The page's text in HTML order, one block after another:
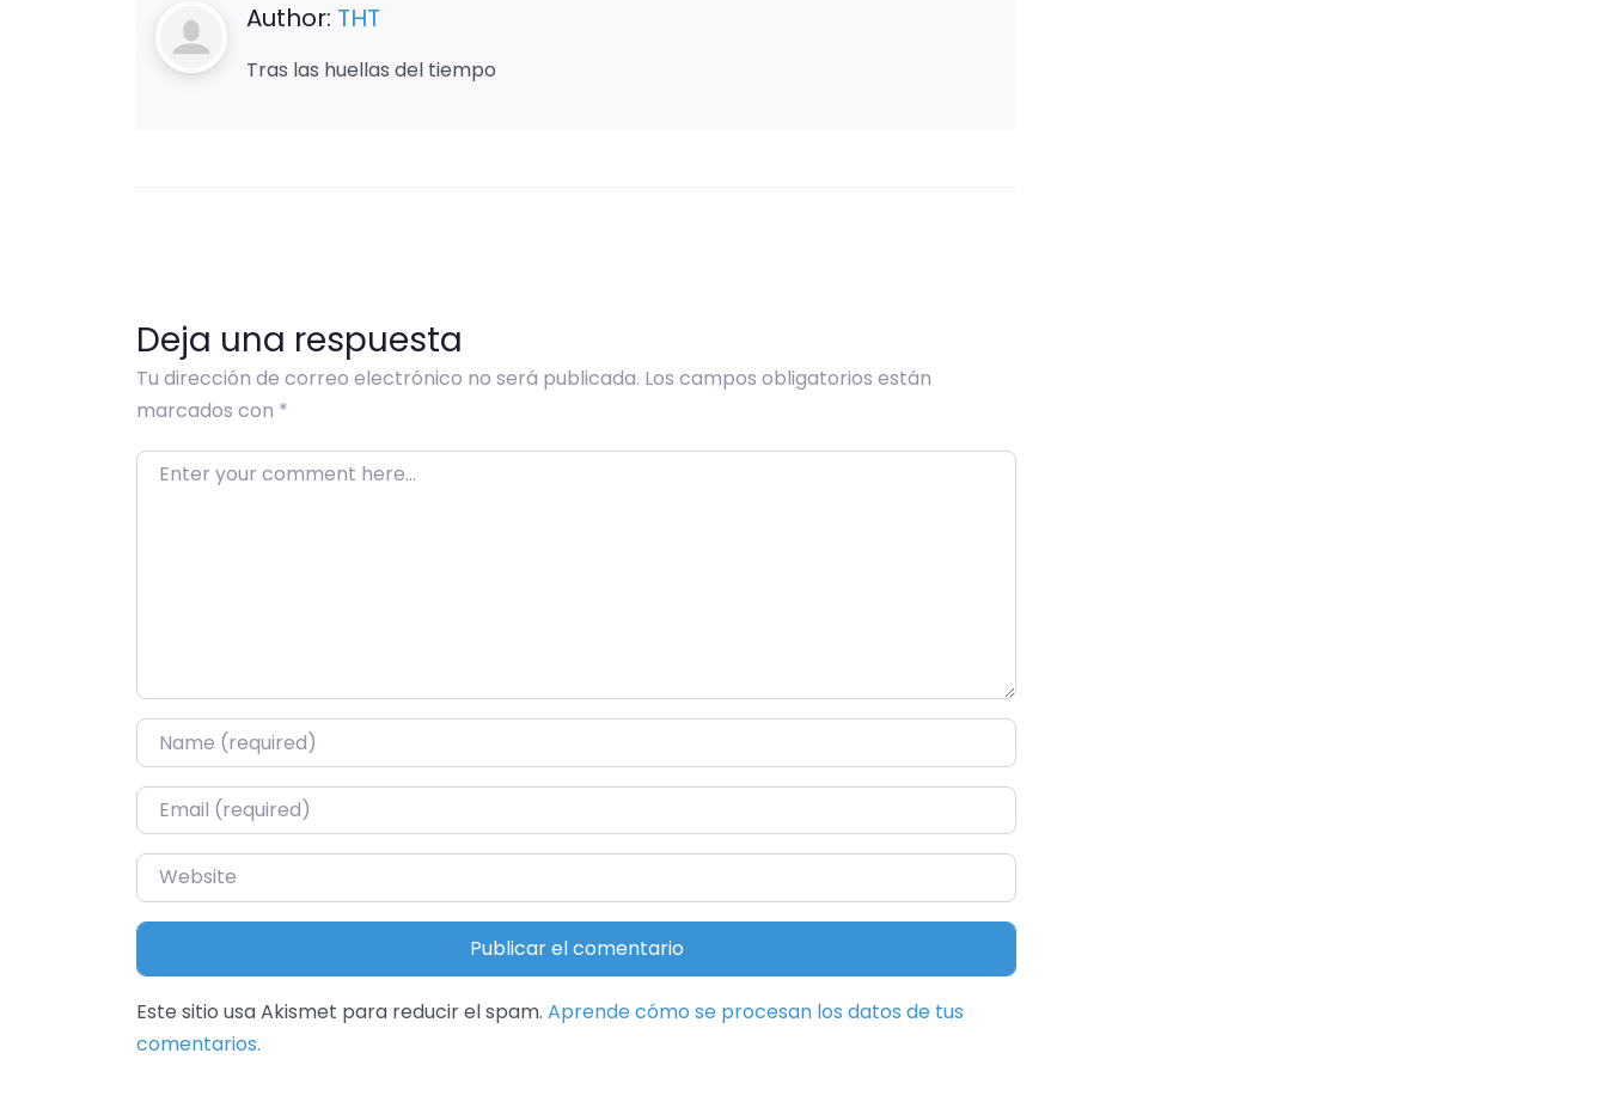
Author: THT
Tras las huellas del tiempo
Deja una respuesta
Tu dirección de correo electrónico no será publicada. Los campos obligatorios están
marcados con *
Enter your comment here…
Name*
Email*
Website
Este sitio usa Akismet para reducir el spam. Aprende cómo se procesan los datos de tus
comentarios.